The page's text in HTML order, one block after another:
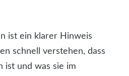
ist ein klarer Hinweis
schnell verstehen, dass
ist und was sie im